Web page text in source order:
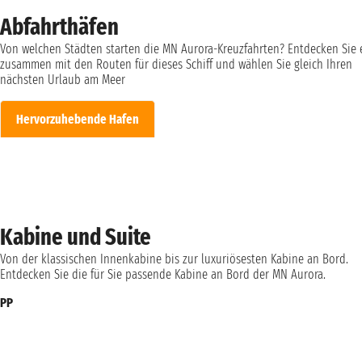
Abfahrthäfen
Von welchen Städten starten die MN Aurora-Kreuzfahrten? Entdecken Sie
zusammen mit den Routen für dieses Schiff und wählen Sie gleich Ihren
nächsten Urlaub am Meer
Hervorzuhebende Hafen
Kabine und Suite
Von der klassischen Innenkabine bis zur luxuriösesten Kabine an Bord.
Entdecken Sie die für Sie passende Kabine an Bord der MN Aurora.
PP